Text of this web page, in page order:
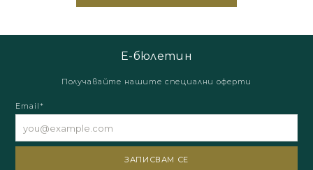
Е-бюлетин
Получавайте нашите специални оферти
Email*